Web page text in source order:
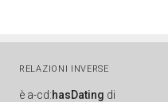
RELAZIONI INVERSE
è a-cd:hasDating di